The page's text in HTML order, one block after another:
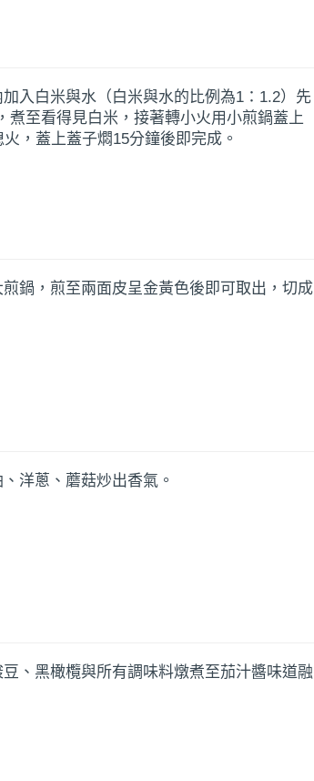
入白米與水（白米與水的比例為1：1.2）先
煮至看得見白米，接著轉小火用小煎鍋蓋上
，蓋上蓋子燜15分鐘後即完成。
鍋，煎至兩面皮呈金黃色後即可取出，切成
洋蔥、蘑菇炒出香氣。
、黑橄欖與所有調味料燉煮至茄汁醬味道融